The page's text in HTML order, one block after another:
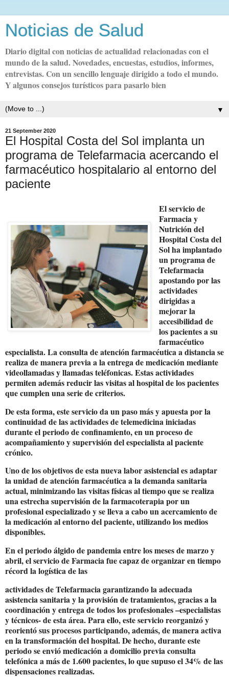
Noticias de Salud
Diario digital con noticias de actualidad relacionadas con el
mundo de la salud. Novedades, encuestas, estudios, informes,
entrevistas. Con un sencillo lenguaje dirigido a todo el mundo.
Y algunos consejos turísticos para pasarlo bien
▼
21 September 2020
El Hospital Costa del Sol implanta un
programa de Telefarmacia acercando el
farmacéutico hospitalario al entorno del
paciente
El servicio de
Farmacia y
Nutrición del
Hospital Costa del
Sol ha implantado
un programa de
Telefarmacia
apostando por las
actividades
dirigidas a
mejorar la
accesibilidad de
los pacientes a su
farmacéutico
especialista. La consulta de atención farmacéutica a distancia se
realiza de manera previa a la entrega de medicación mediante
videollamadas y llamadas teléfonicas. Estas actividades
permiten además reducir las visitas al hospital de los pacientes
que cumplen una serie de criterios.
De esta forma, este servicio da un paso más y apuesta por la
continuidad de las actividades de telemedicina iniciadas
durante el periodo de confinamiento, en un proceso de
acompañamiento y supervisión del especialista al paciente
crónico.
Uno de los objetivos de esta nueva labor asistencial es adaptar
la unidad de atención farmacéutica a la demanda sanitaria
actual, minimizando las visitas físicas al tiempo que se realiza
una estrecha supervisión de la farmacoterapia por un
profesional especializado y se lleva a cabo un acercamiento de
la medicación al entorno del paciente, utilizando los medios
disponibles.
En el periodo álgido de pandemia entre los meses de marzo y
abril, el servicio de Farmacia fue capaz de organizar en tiempo
récord la logística de las
actividades de Telefarmacia garantizando la adecuada
asistencia sanitaria y la provisión de tratamientos, gracias a la
coordinación y entrega de todos los profesionales –especialistas
y técnicos- de esta área. Para ello, este servicio reorganizó y
reorientó sus procesos participando, además, de manera activa
en la transformación del hospital. De hecho, durante este
periodo se envió medicación a domicilio previa consulta
telefónica a más de 1.600 pacientes, lo que supuso el 34% de las
dispensaciones realizadas.